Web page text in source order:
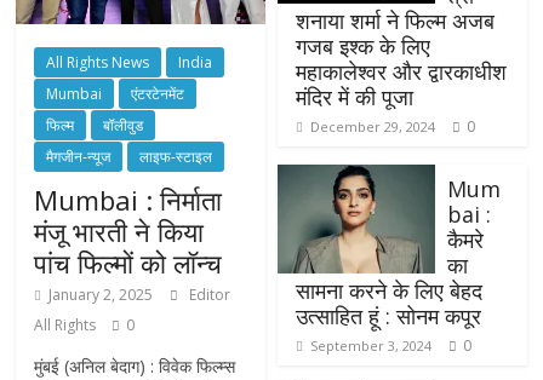
All Rights News
India
Mumbai
एंटरटेनमेंट
फिल्म
बॉलीवुड
मैगजीन-न्यूज
लाइफ-स्टाइल
Mumbai : निर्माता
मंजू भारती ने किया
पांच फिल्मों को लॉन्च
January 2, 2025
Editor
All Rights
0
मुंबई (अनिल बेदाग) : विवेक फिल्म्स
शनाया शर्मा ने फिल्म अजब
गजब इश्क के लिए
महाकालेश्वर और द्वारकाधीश
मंदिर में की पूजा
December 29, 2024 0
Mum
bai :
कैमरे
का
सामना करने के लिए बेहद
उत्साहित हूं : सोनम कपूर
September 3, 2024 0